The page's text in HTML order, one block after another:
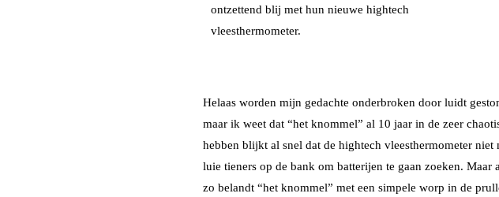
ontzettend blij met hun nieuwe hightech
vleesthermometer.
Helaas worden mijn gedachte onderbroken door luidt
maar ik weet dat “het knommel” al 10 jaar in de zeer
hebben blijkt al snel dat de hightech vleesthermometer
luie tieners op de bank om batterijen te gaan zoeken.
zo belandt “het knommel” met een simpele worp in de